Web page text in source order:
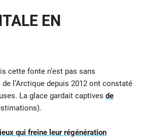
EN
cette fonte n’est pas sans
l’Arctique depuis 2012 ont constaté
La glace gardait captives de
qui freine leur régénération